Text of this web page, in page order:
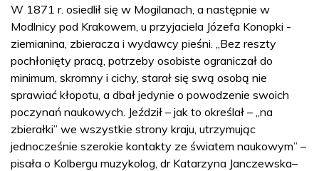
W 1871 r. osiedlił się w Mogilanach, a następnie w
Modlnicy pod Krakowem, u przyjaciela Józefa Konopki -
ziemianina, zbieracza i wydawcy pieśni. „Bez reszty
pochłonięty pracą, potrzeby osobiste ograniczał do
minimum, skromny i cichy, starał się swą osobą nie
sprawiać kłopotu, a dbał jedynie o powodzenie swoich
poczynań naukowych. Jeździł – jak to określał – „na
zbierałki” we wszystkie strony kraju, utrzymując
jednocześnie szerokie kontakty ze światem naukowym” –
pisała o Kolbergu muzykolog, dr Katarzyna Janczewska–